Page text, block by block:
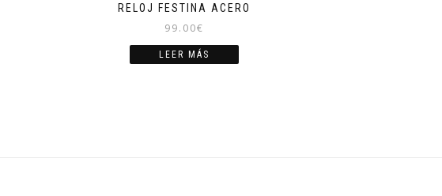
RELOJ FESTINA ACERO
99.00€
LEER MÁS